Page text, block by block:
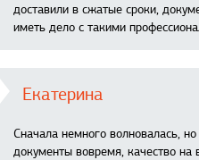
доставили в сжатые сроки,
иметь дело с такими
Екатерина
Сначала немного волновалась,
документы вовремя, качество на